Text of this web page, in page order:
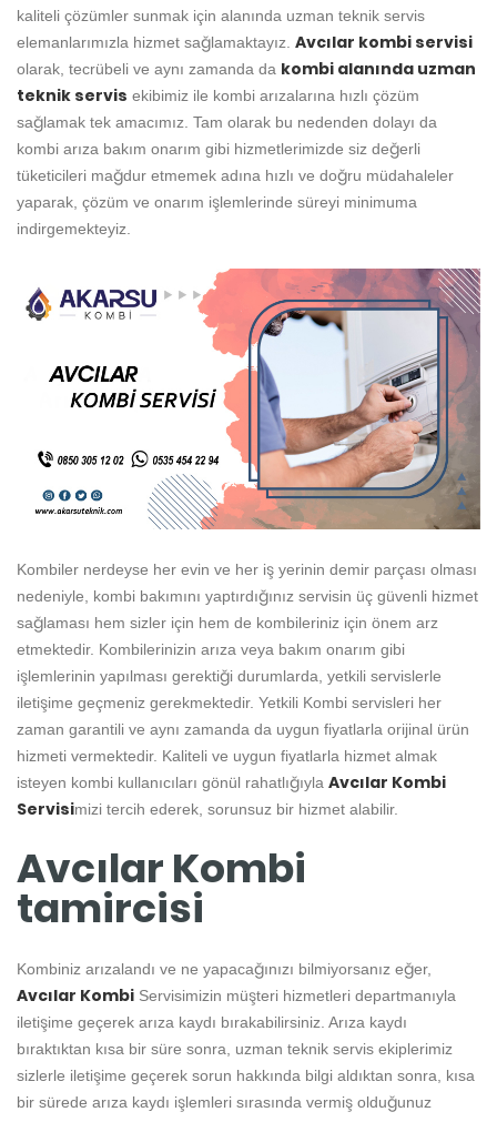
kaliteli çözümler sunmak için alanında uzman teknik servis
elemanlarımızla hizmet sağlamaktayız. Avcılar kombi servisi
olarak, tecrübeli ve aynı zamanda da kombi alanında uzman
teknik servis ekibimiz ile kombi arızalarına hızlı çözüm
sağlamak tek amacımız. Tam olarak bu nedenden dolayı da
kombi arıza bakım onarım gibi hizmetlerimizde siz değerli
tüketicileri mağdur etmemek adına hızlı ve doğru müdahaleler
yaparak, çözüm ve onarım işlemlerinde süreyi minimuma
indirgemekteyiz.
Kombiler nerdeyse her evin ve her iş yerinin demir parçası olması
nedeniyle, kombi bakımını yaptırdığınız servisin üç güvenli hizmet
sağlaması hem sizler için hem de kombileriniz için önem arz
etmektedir. Kombilerinizin arıza veya bakım onarım gibi
işlemlerinin yapılması gerektiği durumlarda, yetkili servislerle
iletişime geçmeniz gerekmektedir. Yetkili Kombi servisleri her
zaman garantili ve aynı zamanda da uygun fiyatlarla orijinal ürün
hizmeti vermektedir. Kaliteli ve uygun fiyatlarla hizmet almak
isteyen kombi kullanıcıları gönül rahatlığıyla Avcılar Kombi
Servisimizi tercih ederek, sorunsuz bir hizmet alabilir.
Avcılar Kombi
tamircisi
Kombiniz arızalandı ve ne yapacağınızı bilmiyorsanız eğer,
Avcılar Kombi Servisimizin müşteri hizmetleri departmanıyla
iletişime geçerek arıza kaydı bırakabilirsiniz. Arıza kaydı
bıraktıktan kısa bir süre sonra, uzman teknik servis ekiplerimiz
sizlerle iletişime geçerek sorun hakkında bilgi aldıktan sonra, kısa
bir sürede arıza kaydı işlemleri sırasında vermiş olduğunuz